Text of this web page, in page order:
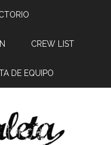
CREW LIST
DE EQUIPO